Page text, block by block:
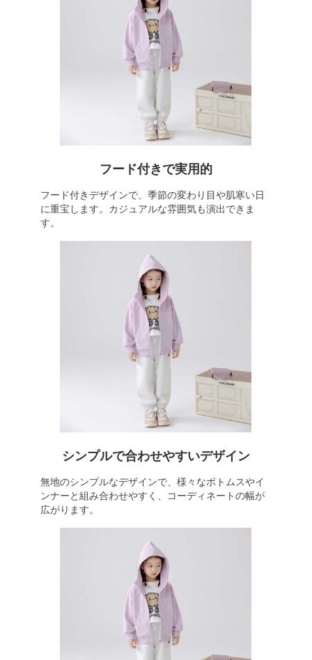
フード付きで実用的
フード付きデザインで、季節の変わり目や肌寒い日
に重宝します。カジュアルな雰囲気も演出できま
す。
シンプルで合わせやすいデザイン
無地のシンプルなデザインで、様々なボトムスやイ
ンナーと組み合わせやすく、コーディネートの幅が
広がります。